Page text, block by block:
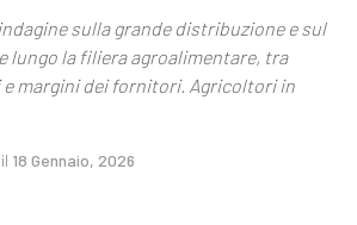
sulla grande distribuzione e sul
lungo la filiera agroalimentare, tra
e margini dei fornitori. Agricoltori in
il 18 Gennaio, 2026